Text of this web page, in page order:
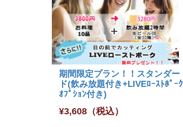
期間限定プラン！！スタンダー
ド(飲み放題付き+LIVEﾛｰｽﾄﾎﾟｰｸ
ｵﾌﾟｼｮﾝ付き)
¥3,608 （税込）